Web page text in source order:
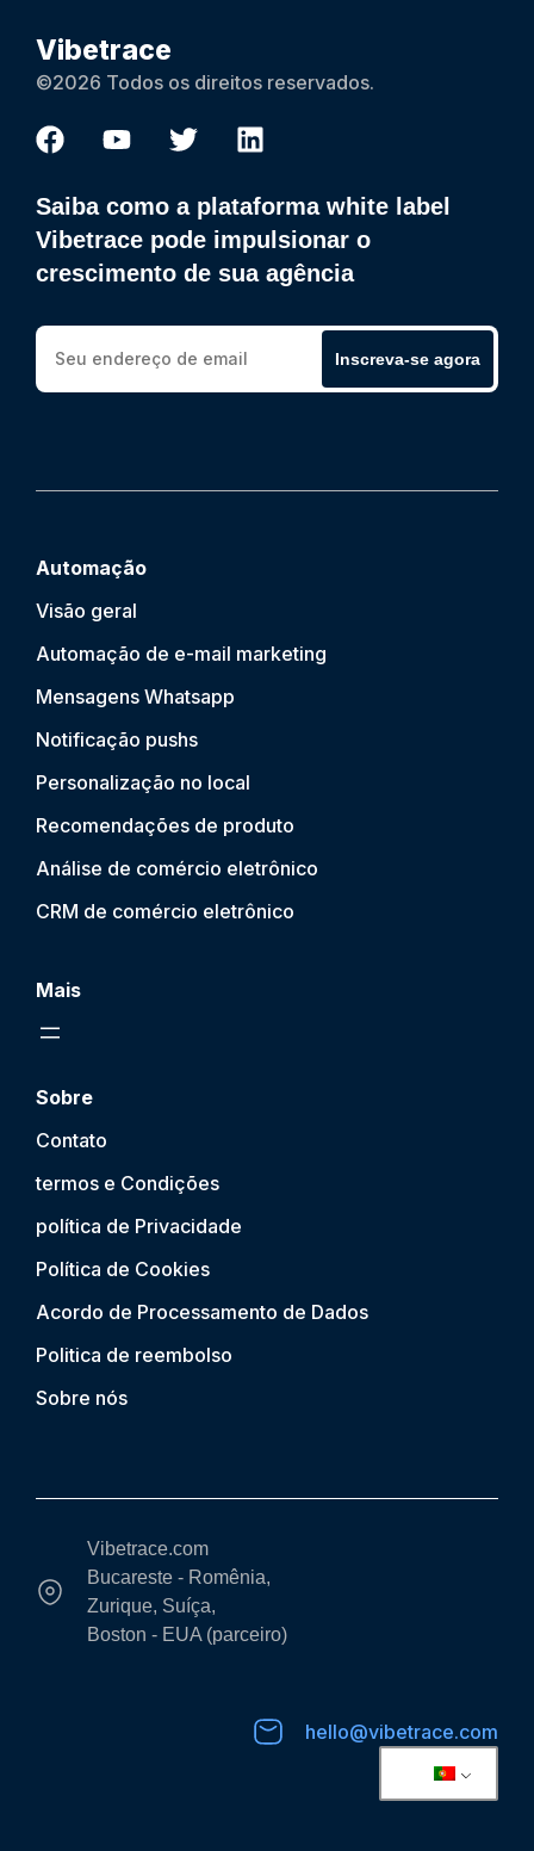
Vibetrace
©2026 Todos os direitos reservados.
Saiba como a plataforma white label
Vibetrace pode impulsionar o
crescimento de sua agência
Inscreva-se agora
Automação
Visão geral
Automação de e-mail marketing
Mensagens Whatsapp
Notificação pushs
Personalização no local
Recomendações de produto
Análise de comércio eletrônico
CRM de comércio eletrônico
Mais
Sobre
Contato
termos e Condições
política de Privacidade
Política de Cookies
Acordo de Processamento de Dados
Politica de reembolso
Sobre nós
Vibetrace.com
Bucareste - Romênia,
Zurique, Suíça,
Boston - EUA (parceiro)
hello@vibetrace.com